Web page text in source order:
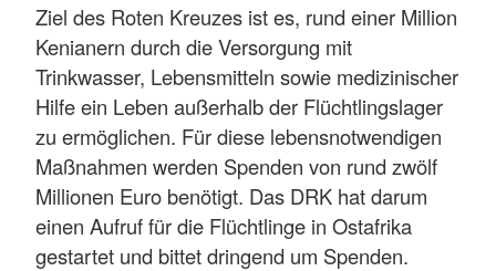
Ziel des Roten Kreuzes ist es, rund einer Million
Kenianern durch die Versorgung mit
Trinkwasser, Lebensmitteln sowie medizinischer
Hilfe ein Leben außerhalb der Flüchtlingslager
zu ermöglichen. Für diese lebensnotwendigen
Maßnahmen werden Spenden von rund zwölf
Millionen Euro benötigt. Das DRK hat darum
einen Aufruf für die Flüchtlinge in Ostafrika
gestartet und bittet dringend um Spenden.